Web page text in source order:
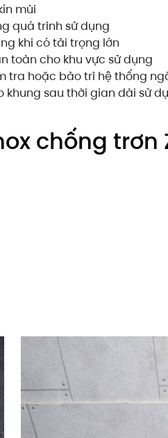
mùi
quá trình sử dụng
khi có tải trọng lớn
toàn cho khu vực sử dụng
tra hoặc bảo trì hệ thống
khung sau thời gian dài sử
chống trơn